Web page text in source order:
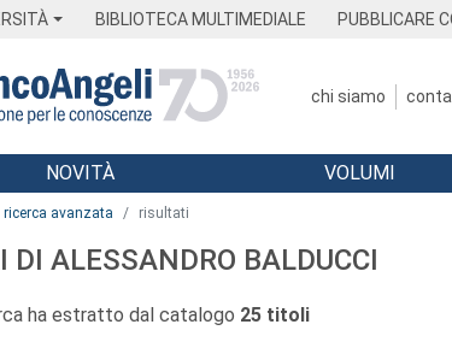
BIBLIOTECA MULTIMEDIALE PUBBLICARE
chi siamo
NOVITÀ VOLUMI
ricerca avanzata risultati
DI ALESSANDRO BALDUCCI
ha estratto dal catalogo 25 titoli